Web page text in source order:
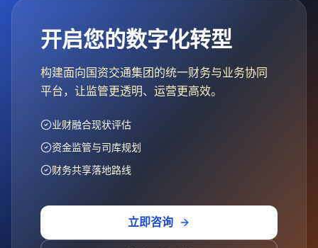
开启您的数字化转型
构建面向国资交通集团的统一财务与业务协同
平台，让监管更透明、运营更高效。
业财融合现状评估
资金监管与司库规划
财务共享落地路线
立即咨询